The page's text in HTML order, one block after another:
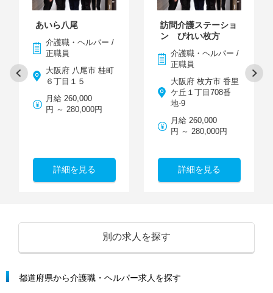
あいら八尾
介護職・ヘルパー /
正職員
大阪府 八尾市 桂町
６丁目１５
月給 260,000
円 ～ 280,000円
詳細を見る
訪問介護ステーショ
ン びれい枚方
介護職・ヘルパー /
正職員
大阪府 枚方市 香里
ケ丘１丁目708番
地-9
月給 260,000
円 ～ 280,000円
詳細を見る
別の求人を探す
都道府県から介護職・ヘルパー求人を探す